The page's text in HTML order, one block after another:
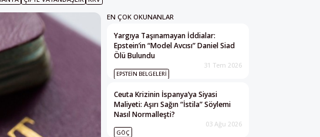
EN ÇOK OKUNANLAR
Yargıya Taşınamayan İddialar:
Epstein’in “Model Avcısı” Daniel Siad
Ölü Bulundu
EPSTEIN BELGELERI
31 Tem 2026
Ceuta Krizinin İspanya’ya Siyasi
Maliyeti: Aşırı Sağın “İstila” Söylemi
Nasıl Normalleşti?
GÖÇ
03 Ağu 2026